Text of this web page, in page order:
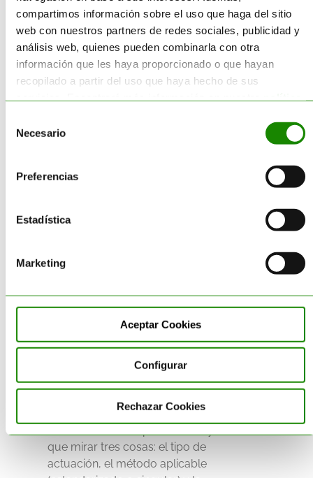
compartimos información sobre el uso que haga del sitio
web con nuestros partners de redes sociales, publicidad y
análisis web, quienes pueden combinarla con otra
información que les haya proporcionado o que hayan
recopilado a partir del uso que haya hecho de sus
Necesario
Preferencias
Estadística
Marketing
Aceptar Cookies
Configurar
Rechazar Cookies
dentro del sistema. Y ahí es
donde la preparación
documental y técnica marca la
diferencia.
estatal.
Qué
pueden
generar CAE
No todas las actuaciones
eficientes generan CAE de
forma automática. La pregunta
clave no es solo “¿ahorra
dentro del
que mirar tres cosas: el tipo de
actuación, el método aplicable